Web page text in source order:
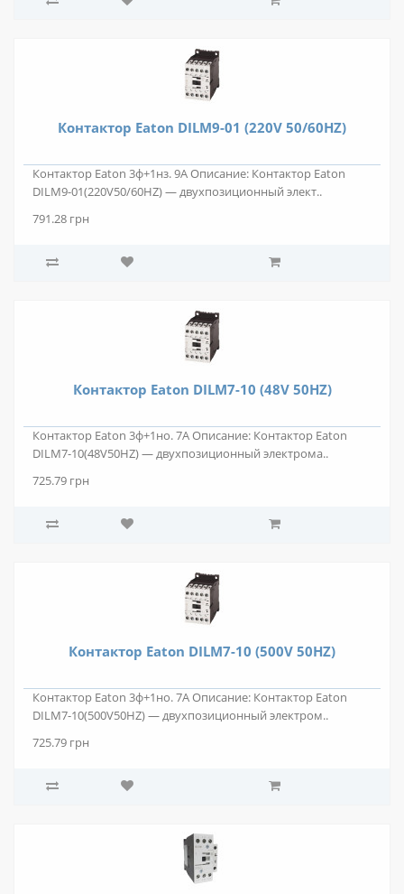
Контактор Eaton DILM9-01 (220V 50/60HZ)
Контактор Eaton 3ф+1нз. 9А Описание: Контактор Eaton
DILM9-01(220V50/60HZ) — двухпозиционный элект..
791.28 грн
Контактор Eaton DILM7-10 (48V 50HZ)
Контактор Eaton 3ф+1но. 7А Описание: Контактор Eaton
DILM7-10(48V50HZ) — двухпозиционный электрома..
725.79 грн
Контактор Eaton DILM7-10 (500V 50HZ)
Контактор Eaton 3ф+1но. 7А Описание: Контактор Eaton
DILM7-10(500V50HZ) — двухпозиционный электром..
725.79 грн